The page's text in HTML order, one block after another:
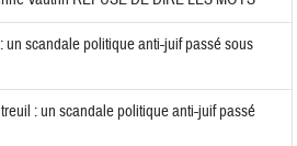
un scandale politique anti-juif passé sous
: un scandale politique anti-juif passé